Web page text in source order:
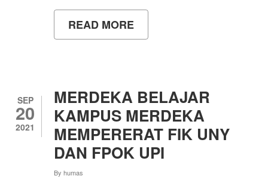
READ MORE
KEPEMIMPINAN
ATLET
MUDA
SEP
20
2021
MERDEKA BELAJAR
KAMPUS MERDEKA
MEMPERERAT FIK UNY
DAN FPOK UPI
By humas